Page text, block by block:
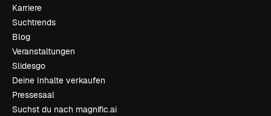
Karriere
Suchtrends
Blog
Veranstaltungen
Slidesgo
Deine Inhalte verkaufen
Pressesaal
Suchst du nach magnific.ai